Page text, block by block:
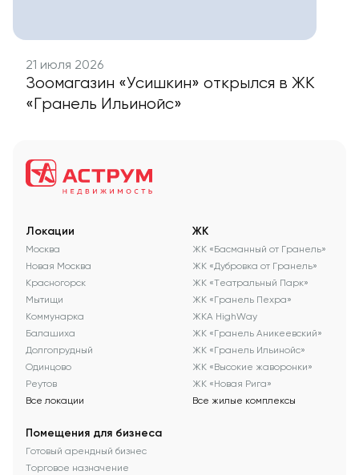
21 июля 2026
Зоомагазин «Усишкин» открылся в ЖК
«Гранель Ильинойс»
Локации
Москва
Новая Москва
Красногорск
Мытищи
Коммунарка
Балашиха
Долгопрудный
Одинцово
Реутов
Все локации
ЖК
ЖК «Басманный от Гранель»
ЖК «Дубровка от Гранель»
ЖК «Театральный Парк»
ЖК «Гранель Пехра»
ЖКА HighWay
ЖК «Гранель Аникеевский»
ЖК «Гранель Ильинойс»
ЖК «Высокие жаворонки»
ЖК «Новая Рига»
Все жилые комплексы
Помещения для бизнеса
Готовый арендный бизнес
Торговое назначение